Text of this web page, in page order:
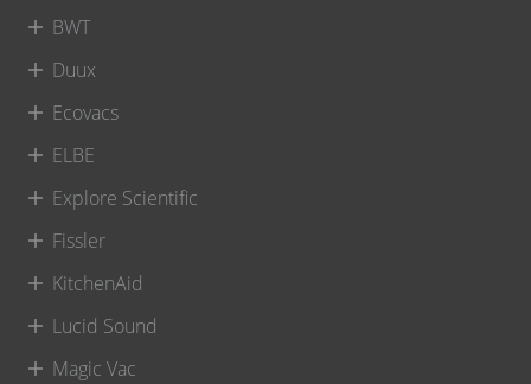
BWT
Duux
Ecovacs
ELBE
Explore Scientific
Fissler
KitchenAid
Lucid Sound
Magic Vac